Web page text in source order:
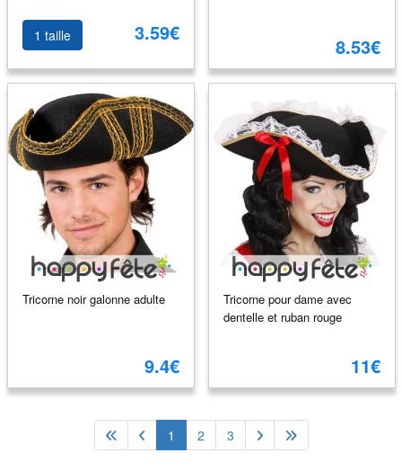
1 taille 3.59€
8.53€
Tricorne noir galonne adulte
9.4€
Tricorne pour dame avec
dentelle et ruban rouge
11€
1 2 3